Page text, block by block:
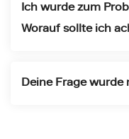
Ich wurde zum
Worauf sollte ich
Deine Frage